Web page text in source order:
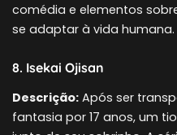
comédia e elementos
se adaptar à vida humana.
8. Isekai Ojisan
Descrição: Após ser
fantasia por 17 anos, um